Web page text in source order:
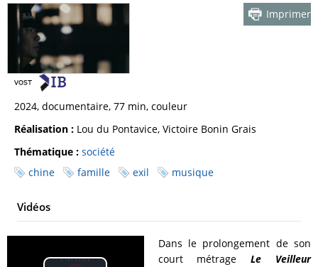
Imprimer
2024, documentaire, 77 min, couleur
Réalisation : Lou du Pontavice, Victoire Bonin Grais
Thématique : société
chine
famille exil musique
Vidéos
Dans le prolongement de son
court métrageLe Veilleur